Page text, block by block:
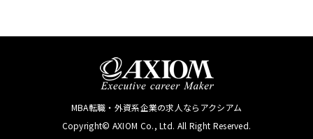
MBA転職・外資系企業の求人ならアクシアム
Copyright© AXIOM Co., Ltd. All Right Reserved.